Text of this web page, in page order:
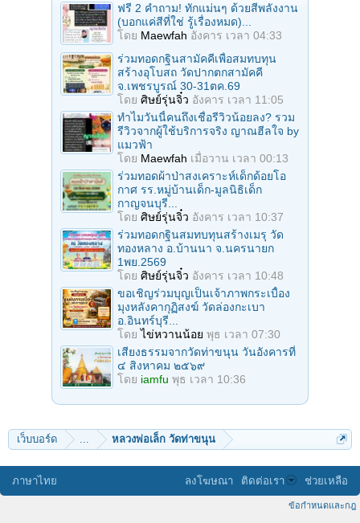
ฟรี 2 คำถาม! ทักแม่นๆ ด้วยสีพลังงาน
(บอกแค่สีที่ใช่ รู้เรื่องหมด)...
โดย Maewfah อังคาร เวลา 04:33
ร่วมทอดกฐินสามัคคีเพื่อสมทบทุน
สร้างอุโบสถ วัดปากตกสามัคคี
จ.เพชรบูรณ์ 30-31ตค.69
โดย ศิษย์รุ่นจิ๋ว อังคาร เวลา 11:05
ทำไมวันนี้คนถึงเชื่อรีวิวน้อยลง? รวม
รีวิวจากผู้ใช้บริการจริง ญาณฮีลใจ by
แมวฟ้า
โดย Maewfah เมื่อวาน เวลา 00:13
ร่วมทอดผ้าป่าสงเคราะห์เด็กด้อยโอ
กาศ รร.หมู่บ้านเด็ก-มูลนิธิเด็ก
กาญจนบุรี...
โดย ศิษย์รุ่นจิ๋ว อังคาร เวลา 10:37
ร่วมทอดกฐินสมทบทุนสร้างเมรุ วัด
ทองหลาง อ.บ้านนา จ.นครนายก
1พย.2569
โดย ศิษย์รุ่นจิ๋ว อังคาร เวลา 10:48
ขอเชิญร่วมบุญเป็นเจ้าภาพกระเบื้อง
มุงหลังคากุฏิสงฆ์ วัดล่องกะเบา
อ.อินทร์บุรี...
โดยไข่หวานน้อย พุธ เวลา 07:30
เสียงธรรมจากวัดท่าขนุน วันอังคารที่
๔ สิงหาคม ๒๕๖๙
โดย iamfu พุธ เวลา 10:36
เว็บบอร์ด หลวงพ่อเล็ก วัดท่าขนุน
ภาษาไทย ลงโฆษณา ติดต่อเรา ช่วยเหลือ
ข้อกำหนดและกฎ